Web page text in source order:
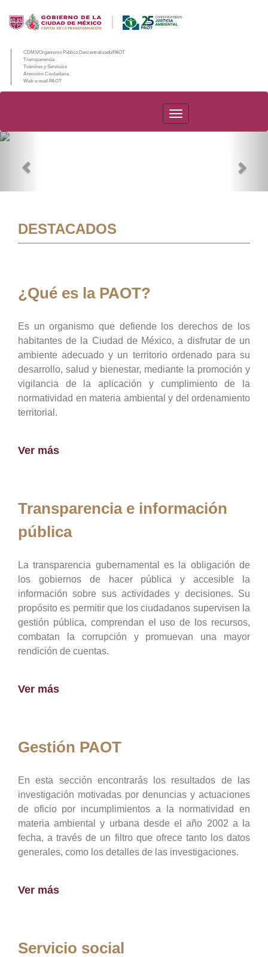
CDMX/Organismo Público Descentralizado/PAOT
Transparencia
Trámites y Servicios
Atención Ciudadana
Web e-mail PAOT
PAOT
DESTACADOS
¿Qué es la PAOT?
Es un organismo que defiende los derechos de los
habitantes de la Ciudad de México, a disfrutar de un
ambiente adecuado y un territorio ordenado para su
desarrollo, salud y bienestar, mediante la promoción y
vigilancia de la aplicación y cumplimiento de la
normatividad en materia ambiental y del ordenamiento
territorial.
Ver más
Transparencia e información
pública
La transparencia gubernamental es la obligación de
los gobiernos de hacer pública y accesible la
información sobre sus actividades y decisiones. Su
propósito es permitir que los ciudadanos supervisen la
gestión pública, comprendan el uso de los recursos,
combatan la corrupción y promuevan una mayor
rendición de cuentas.
Ver más
Gestión PAOT
En esta sección encontrarás los resultados de las
investigación motivadas por denuncias y actuaciones
de oficio por incumplimientos a la normatividad en
materia ambiental y urbana desde el año 2002 a la
fecha, a través de un filtro que ofrece tanto los datos
generales, como los detalles de las investigaciones.
Ver más
Servicio social